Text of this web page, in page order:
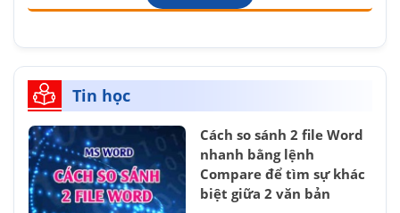
Tin học
Cách so sánh 2 file Word
nhanh bằng lệnh
Compare để tìm sự khác
biệt giữa 2 văn bản